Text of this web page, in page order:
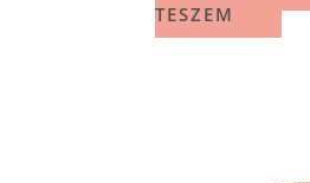
TESZEM